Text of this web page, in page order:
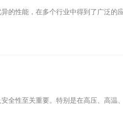
的性能，在多个行业中得到了广泛
全性至关重要。特别是在高压、高